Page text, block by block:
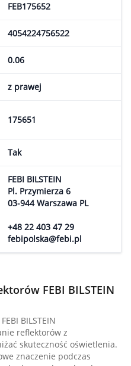
FEB175652
4054224756522
0.06
z prawej
175651
Tak
FEBI BILSTEIN
Pl. Przymierza 6
03-944 Warszawa PL
+48 22 403 47 29
febipolska@febi.pl
FEBI BILSTEIN
BILSTEIN
reflektorów z
skuteczność oświetlenia.
znaczenie podczas